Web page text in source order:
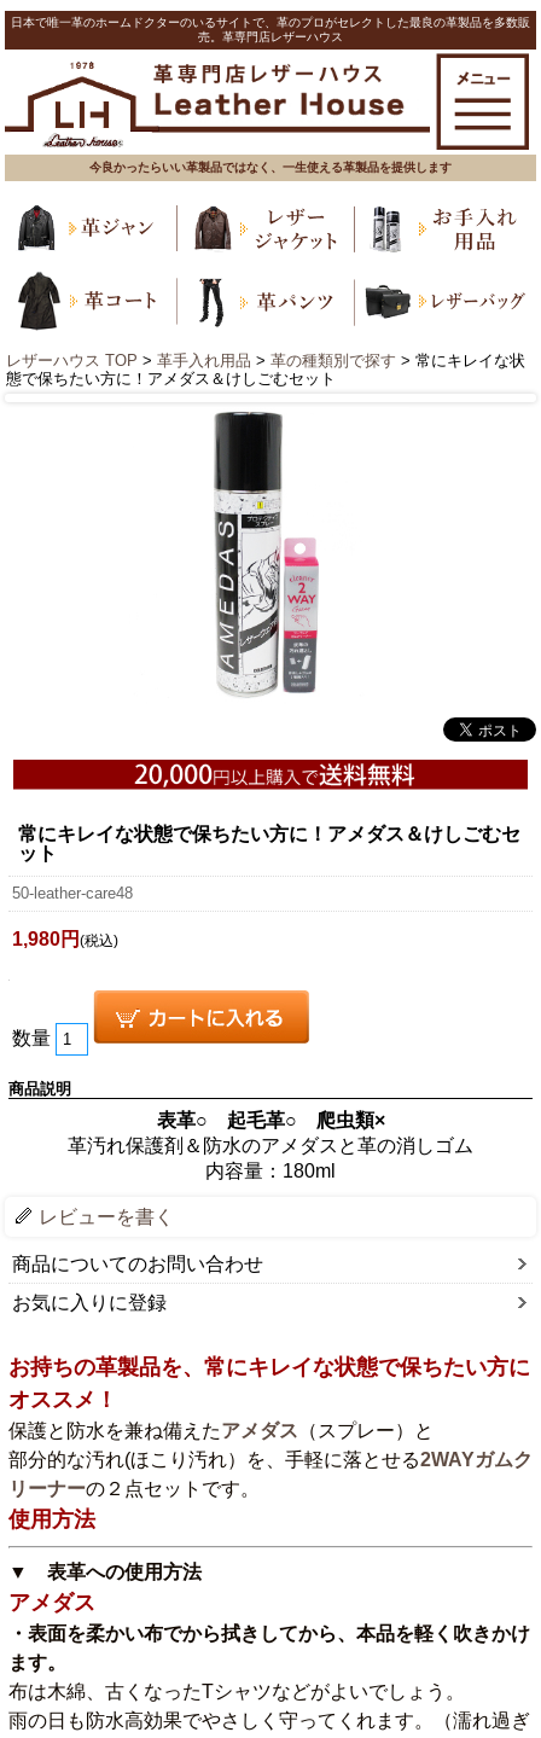
日本で唯一革のホームドクターのいるサイトで、革のプロがセレクトした最良の革製品を多数販
売。革専門店レザーハウス
今良かったらいい革製品ではなく、一生使える革製品を提供します
レザーハウス TOP > 革手入れ用品 > 革の種類別で探す > 常にキレイな状
態で保ちたい方に！アメダス＆けしごむセット
常にキレイな状態で保ちたい方に！アメダス＆けしごむセ
ット
50-leather-care48
1,980円 (税込)
数量
商品説明
表革○ 起毛革○ 爬虫類×
革汚れ保護剤＆防水のアメダスと革の消しゴム
内容量：180ml
レビューを書く
商品についてのお問い合わせ
お気に入りに登録
お持ちの革製品を、常にキレイな状態で保ちたい方に
オススメ！
保護と防水を兼ね備えたアメダス （スプレー）と
部分的な汚れ(ほこり汚れ）を、手軽に落とせる2WAYガムク
リーナーの２点セットです。
使用方法
▼ 表革への使用方法
アメダス
・表面を柔かい布でから拭きしてから、本品を軽く吹きかけ
ます。
布は木綿、古くなったTシャツなどがよいでしょう。
雨の日も防水高効果でやさしく守ってくれます。（濡れ過ぎ